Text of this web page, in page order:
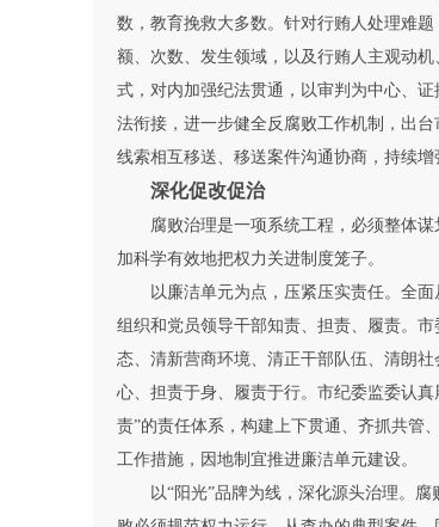
数，教育挽救大多数。针对行贿人处理难
额、次数、发生领域，以及行贿人主观动
式，对内加强纪法贯通，以审判为中心、
法衔接，进一步健全反腐败工作机制，出
线索相互移送、移送案件沟通协商，持续增
深化促改促治
腐败治理是一项系统工程，必须整体谋
加科学有效地把权力关进制度笼子。
以廉洁单元为点，压紧压实责任。全面
组织和党员领导干部知责、担责、履责。
态、清新营商环境、清正干部队伍、清朗
心、担责于身、履责于行。市纪委监委认
责”的责任体系，构建上下贯通、齐抓共管
工作措施，因地制宜推进廉洁单元建设。
以“阳光”品牌为线，深化源头治理。腐